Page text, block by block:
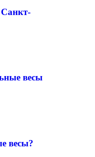
Санкт-
весы
весы?